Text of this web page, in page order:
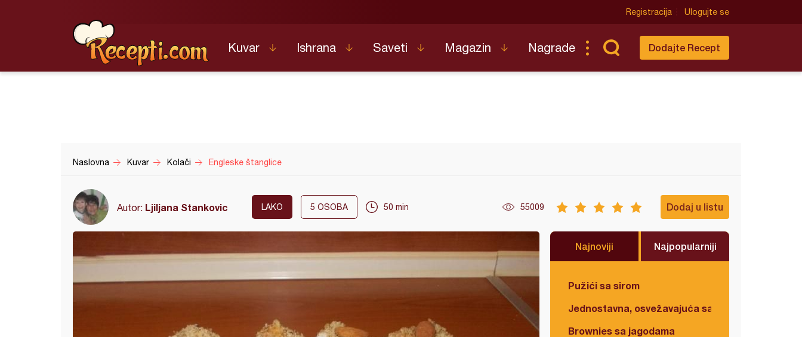
Registracija Ulogujte se
Kuvar Ishrana Saveti Magazin Nagrade Dodajte Recept
Naslovna Kuvar Kolači Engleske štanglice
Autor: Ljiljana Stankovic LAKO 5 OSOBA 50 min 55009 Dodaj u listu
Najnoviji Najpopularniji
Pužići sa sirom
Jednostavna, osvežavajuća salata
Brownies sa jagodama